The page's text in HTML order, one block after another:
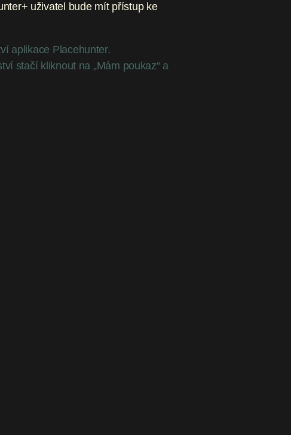
uživatel bude mít přístup ke
aplikace Placehunter.
stačí kliknout na „Mám poukaz“ a